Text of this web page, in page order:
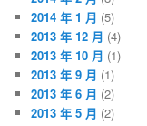
2014 年 1 月 (5)
2013 年 12 月 (4)
2013 年 10 月 (1)
2013 年 9 月 (1)
2013 年 6 月 (2)
2013 年 5 月 (2)